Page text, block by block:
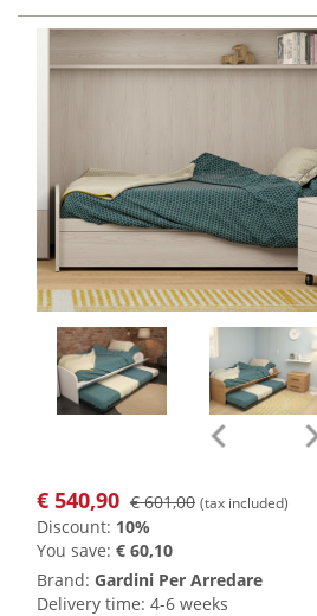
€ 540,90 € 601,00 (tax included)
Discount: 10%
You save: € 60,10
Brand: Gardini Per Arredare
Delivery time: 4-6 weeks